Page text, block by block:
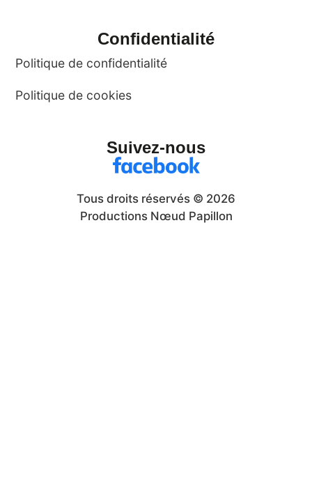
Confidentialité
Politique de confidentialité
Politique de cookies
Suivez-nous
Tous droits réservés © 2026
Productions Nœud Papillon